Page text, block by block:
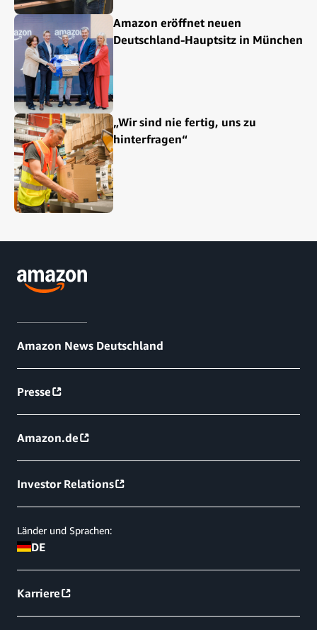
Amazon eröffnet neuen
Deutschland-Hauptsitz in München
„Wir sind nie fertig, uns zu
hinterfragen“
Amazon News Deutschland
Presse
Amazon.de
Investor Relations
Länder und Sprachen:
DE
Karriere